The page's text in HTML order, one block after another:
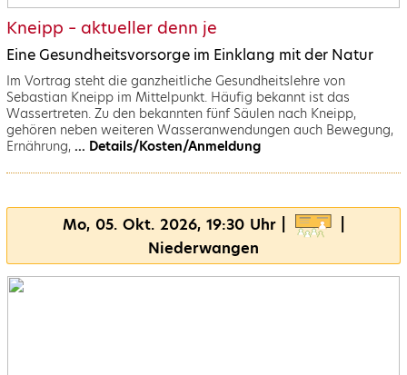
Kneipp – aktueller denn je
Eine Gesundheitsvorsorge im Einklang mit der Natur
Im Vortrag steht die ganzheitliche Gesundheitslehre von
Sebastian Kneipp im Mittelpunkt. Häufig bekannt ist das
Wassertreten. Zu den bekannten fünf Säulen nach Kneipp,
gehören neben weiteren Wasseranwendungen auch Bewegung,
Ernährung,... Details/Kosten/Anmeldung
Mo, 05. Okt. 2026, 19:30 Uhr |
Niederwangen